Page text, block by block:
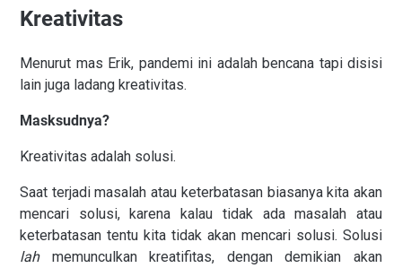
Kreativitas
Menurut mas Erik, pandemi ini adalah bencana tapi disisi
lain juga ladang kreativitas.
Masksudnya?
Kreativitas adalah solusi.
Saat terjadi masalah atau keterbatasan biasanya kita akan
mencari solusi, karena kalau tidak ada masalah atau
keterbatasan tentu kita tidak akan mencari solusi. Solusi
lahmemunculkan kreatifitas, dengan demikian akan